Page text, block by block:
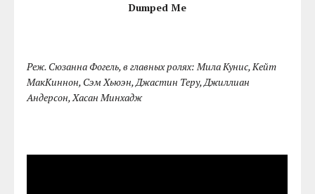
Dumped Me
Реж. Сюзанна Фогель, в главных ролях: Мила Кунис, Кейт
МакКиннон, Сэм Хьюэн, Джастин Теру, Джиллиан
Андерсон, Хасан Минхадж